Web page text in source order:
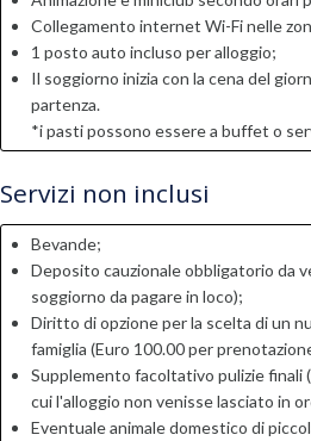
Collegamento internet Wi-Fi nelle
1 posto auto incluso per alloggio;
Il soggiorno inizia con la cena del
partenza.
*i pasti possono essere a buffet o
Servizi non inclusi
Bevande;
Deposito cauzionale obbligatorio da
soggiorno da pagare in loco);
Diritto di opzione per la scelta di un
famiglia (Euro 100.00 per
Supplemento facoltativo pulizie finali
cui l'alloggio non venisse lasciato in
Eventuale animale domestico di